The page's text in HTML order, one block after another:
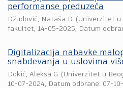
performanse preduzeća
Džudović, Nataša D. (Univerzitet u
fakultet, 14-05-2025, Datum
Digitalizacija nabavke
snabdevanja u uslovima
Dokić, Aleksa G. (Univerzitet u
10-07-2024, Datum odbrane: 07-